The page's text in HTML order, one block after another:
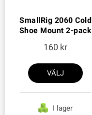
SmallRig 2060 Cold
Shoe Mount 2-pack
160
VÄLJ
I lager